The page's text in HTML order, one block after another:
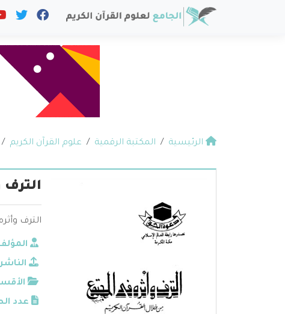
الرئيسية المكتبة الرقمية علوم القرآن الكريم
الترف
الترف
عدد